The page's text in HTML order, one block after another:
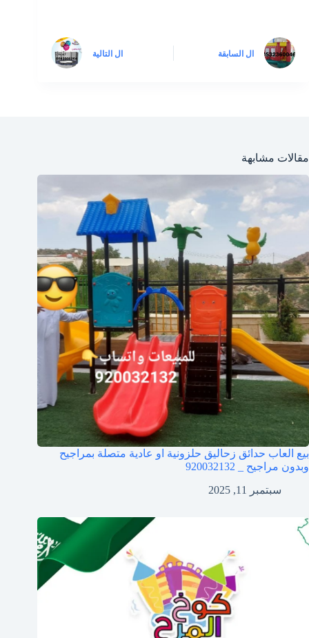
ال السابقة ال التالية
مقالات مشابهة
بيع العاب حدائق زحاليق حلزونية او عادية متصلة بمراجيح
وبدون مراجيح _ 920032132
سبتمبر 11, 2025